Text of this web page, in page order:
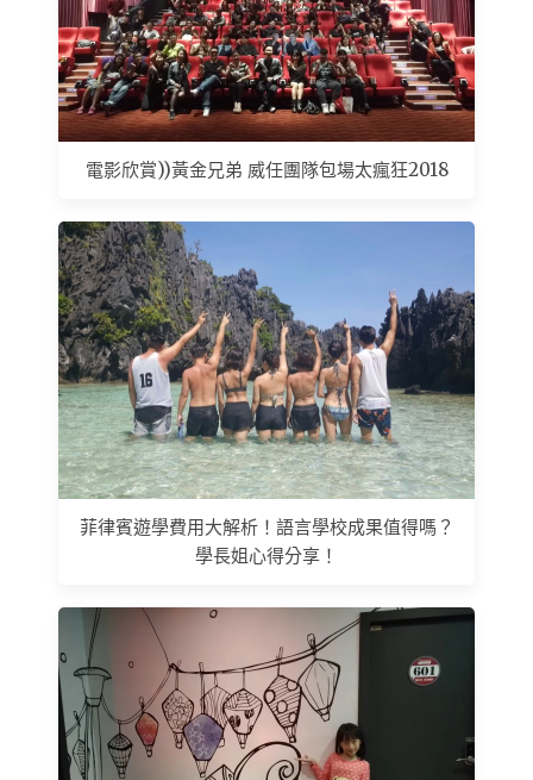
電影欣賞))黃金兄弟 威任團隊包場太瘋狂2018
菲律賓遊學費用大解析！語言學校成果值得嗎？
學長姐心得分享！